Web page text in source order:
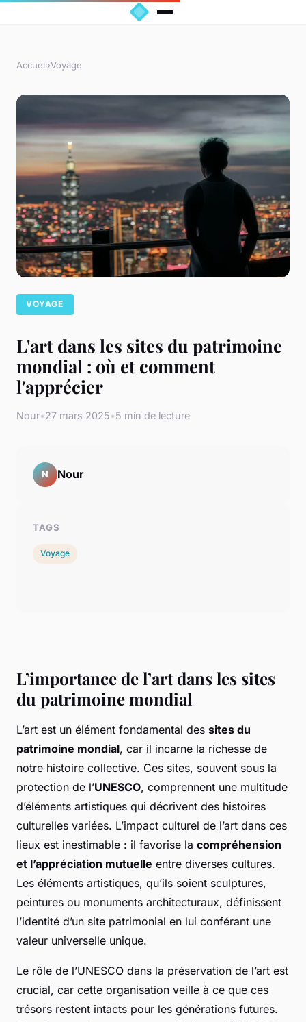
Accueil›Voyage
VOYAGE
L'art dans les sites du patrimoine
mondial : où et comment
l'apprécier
Nour•27 mars 2025•5 min de lecture
L’importance de l’art dans les sites
du patrimoine mondial
L’art est un élément fondamental des sites du
patrimoine mondial, car il incarne la richesse de
notre histoire collective. Ces sites, souvent sous la
protection de l’UNESCO, comprennent une multitude
d’éléments artistiques qui décrivent des histoires
culturelles variées. L’impact culturel de l’art dans ces
lieux est inestimable : il favorise la compréhension
et l’appréciation mutuelle entre diverses cultures.
Les éléments artistiques, qu’ils soient sculptures,
peintures ou monuments architecturaux, définissent
l’identité d’un site patrimonial en lui conférant une
valeur universelle unique.
Le rôle de l’UNESCO dans la préservation de l’art est
crucial, car cette organisation veille à ce que ces
trésors restent intacts pour les générations futures.
N Nour
TAGS
Voyage